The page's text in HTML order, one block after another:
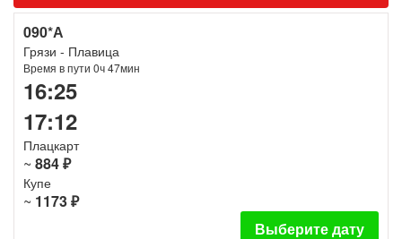
090*А
Грязи - Плавица
Время в пути 0ч 47мин
16:25
17:12
Плацкарт
~ 884 ₽
Купе
~ 1173 ₽
Выберите дату